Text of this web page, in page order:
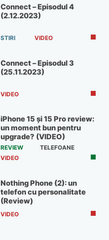
Connect – Episodul 4
(2.12.2023)
STIRI VIDEO
Connect – Episodul 3
(25.11.2023)
VIDEO
iPhone 15 și 15 Pro review:
un moment bun pentru
upgrade? (VIDEO)
REVIEW
TELEFOANE
VIDEO
Nothing Phone (2): un
telefon cu personalitate
(Review)
VIDEO